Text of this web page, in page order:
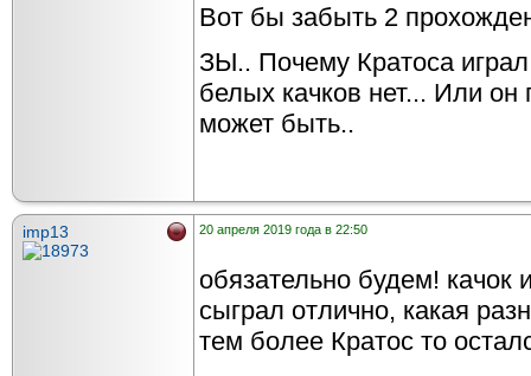
Вот бы забыть 2
ЗЫ.. Почему Кратоса
белых качков нет... Или он
может быть..
imp13 20 апреля 2019 года в 22:50
обязательно будем! качок
сыграл отлично, какая
тем более Кратос то